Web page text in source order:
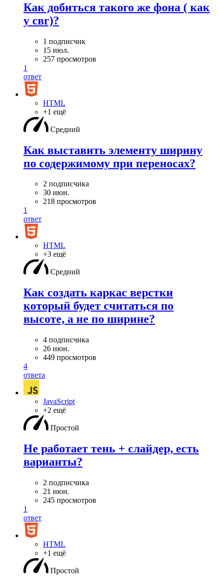
Как добиться такого же фона ( как
у свг)?
1 подписчик
15 июл.
257 просмотров
1
ответ
HTML
+1 ещё
Средний
Как выставить элементу ширину
по содержимому при переносах?
2 подписчика
30 июн.
218 просмотров
1
ответ
HTML
+3 ещё
Средний
Как создать каркас верстки
который будет считаться по
высоте, а не по ширине?
4 подписчика
26 июн.
449 просмотров
4
ответа
JavaScript
+2 ещё
Простой
Не работает тень + слайдер, есть
варианты?
2 подписчика
21 июн.
245 просмотров
1
ответ
HTML
+1 ещё
Простой